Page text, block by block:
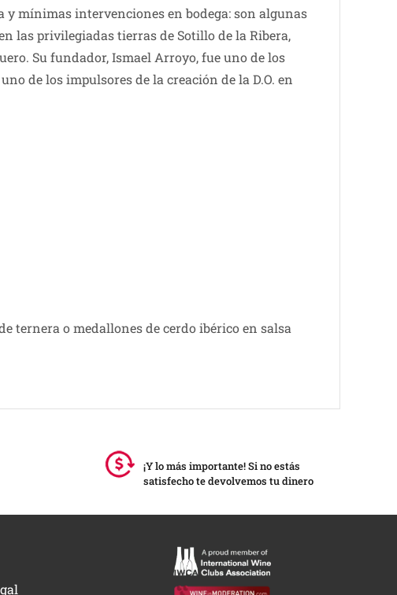
mínimas intervenciones en bodega: son algunas
las privilegiadas tierras de Sotillo de la Ribera,
Su fundador, Ismael Arroyo, fue uno de los
de los impulsores de la creación de la D.O. en
ternera o medallones de cerdo ibérico en salsa
¡Y lo más importante! Si no estás
satisfecho te devolvemos tu dinero